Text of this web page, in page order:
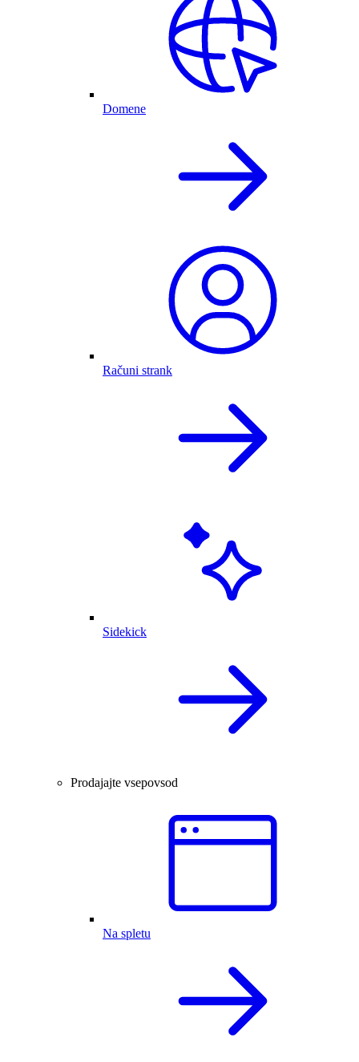
Domene
Računi strank
Sidekick
Prodajajte vsepovsod
Na spletu